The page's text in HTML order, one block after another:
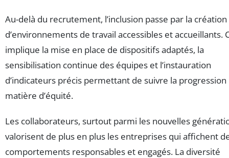
Au-delà du recrutement, l’inclusion passe par la création
d’environnements de travail accessibles et accueillants.
implique la mise en place de dispositifs adaptés, la
sensibilisation continue des équipes et l’instauration
d’indicateurs précis permettant de suivre la progression
matière d’équité.
Les collaborateurs, surtout parmi les nouvelles
valorisent de plus en plus les entreprises qui affichent
comportements responsables et engagés. La diversité